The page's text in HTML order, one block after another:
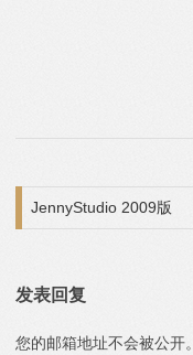
文章导航
JennyStudio 2009版
发表回复
您的邮箱地址不会被公开。